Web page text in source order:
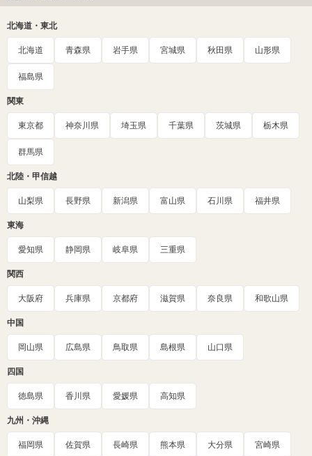
北海道・東北
北海道 青森県 岩手県 宮城県 秋田県 山形県
福島県
関東
東京都 神奈川県 埼玉県 千葉県 茨城県 栃木県
群馬県
北陸・甲信越
山梨県 長野県 新潟県 富山県 石川県 福井県
東海
愛知県 静岡県 岐阜県 三重県
関西
大阪府 兵庫県 京都府 滋賀県 奈良県 和歌山県
中国
岡山県 広島県 鳥取県 島根県 山口県
四国
徳島県 香川県 愛媛県 高知県
九州・沖縄
福岡県 佐賀県 長崎県 熊本県 大分県 宮崎県